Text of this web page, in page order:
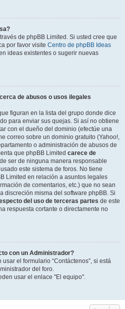
de phpBB Limited. Si usted cree que
por favor visite Centro de phpBB Ideas
ideas existentes o sugerir nuevas
de abusos o usos ilegales
figuran en la lista del grupo donde dice
para enviar sus quejas. Si así no obtiene
con el dueño del dominio (efectúe una
correo sobre un dominio gratuito (Yahoo!,
o administración de abusos de
que phpBB Limited carece de
ser de ninguna manera responsable
este sistema de foros. No tiene
Limited en relación a asuntos legales
de comentarios, etc.) que no sean
discreción misma del software phpBB. Si
del uso de terceras partes de este
respuesta cortante o directamente no
con un Administrador?
el formulario “Contáctenos”, si está
del foro.
usar el enlace "El equipo".